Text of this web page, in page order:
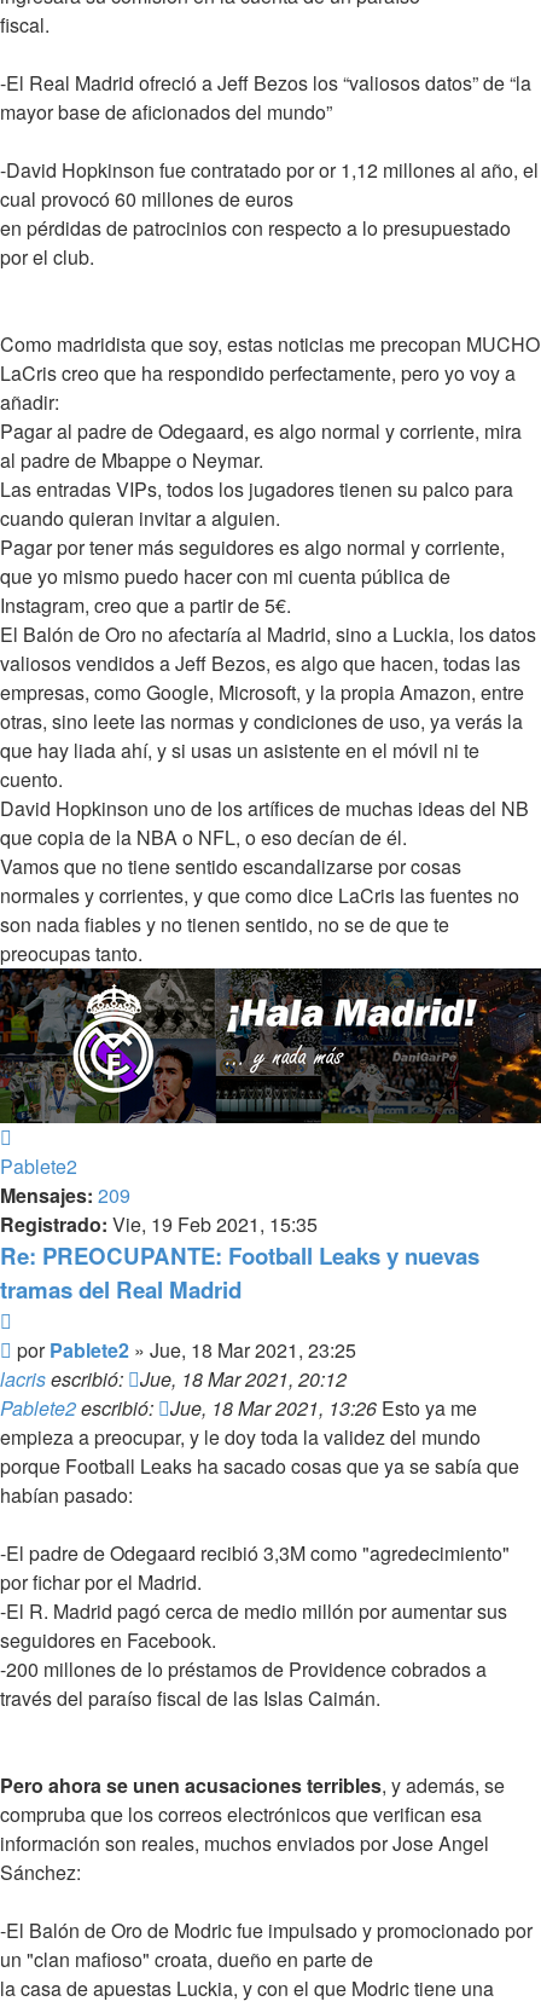
fiscal.
-El Real Madrid ofreció a Jeff Bezos los “valiosos datos” de “la
mayor base de aficionados del mundo”
-David Hopkinson fue contratado por or 1,12 millones al año, el
cual provocó 60 millones de euros
en pérdidas de patrocinios con respecto a lo presupuestado
por el club.
Como madridista que soy, estas noticias me precopan MUCHO
LaCris creo que ha respondido perfectamente, pero yo voy a
añadir:
Pagar al padre de Odegaard, es algo normal y corriente, mira
al padre de Mbappe o Neymar.
Las entradas VIPs, todos los jugadores tienen su palco para
cuando quieran invitar a alguien.
Pagar por tener más seguidores es algo normal y corriente,
que yo mismo puedo hacer con mi cuenta pública de
Instagram, creo que a partir de 5€.
El Balón de Oro no afectaría al Madrid, sino a Luckia, los datos
valiosos vendidos a Jeff Bezos, es algo que hacen, todas las
empresas, como Google, Microsoft, y la propia Amazon, entre
otras, sino leete las normas y condiciones de uso, ya verás la
que hay liada ahí, y si usas un asistente en el móvil ni te
cuento.
David Hopkinson uno de los artífices de muchas ideas del NB
que copia de la NBA o NFL, o eso decían de él.
Vamos que no tiene sentido escandalizarse por cosas
normales y corrientes, y que como dice LaCris las fuentes no
son nada fiables y no tienen sentido, no se de que te
preocupas tanto.
Pablete2
Mensajes: 209
Registrado: Vie, 19 Feb 2021, 15:35
Re: PREOCUPANTE: Football Leaks y nuevas
tramas del Real Madrid
Mensaje
porPablete2 » Jue, 18 Mar 2021, 23:25
lacrisescribió:
Jue, 18 Mar 2021, 20:12
Pablete2escribió: Jue, 18 Mar 2021, 13:26 Esto ya me
empieza a preocupar, y le doy toda la validez del mundo
porque Football Leaks ha sacado cosas que ya se sabía que
habían pasado:
-El padre de Odegaard recibió 3,3M como "agredecimiento"
por fichar por el Madrid.
-El R. Madrid pagó cerca de medio millón por aumentar sus
seguidores en Facebook.
-200 millones de lo préstamos de Providence cobrados a
través del paraíso fiscal de las Islas Caimán.
Pero ahora se unen acusaciones terribles, y además, se
compruba que los correos electrónicos que verifican esa
información son reales, muchos enviados por Jose Angel
Sánchez:
-El Balón de Oro de Modric fue impulsado y promocionado por
un "clan mafioso" croata, dueño en parte de
la casa de apuestas Luckia, y con el que Modric tiene una